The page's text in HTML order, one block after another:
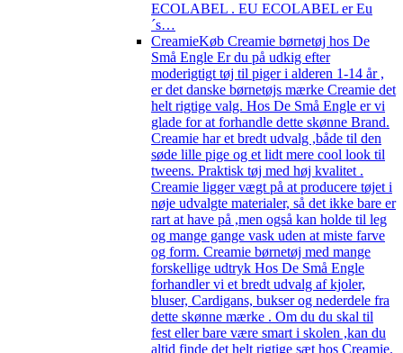
ECOLABEL . EU ECOLABEL er Eu
´s…
CreamieKøb Creamie børnetøj hos De
Små Engle Er du på udkig efter
moderigtigt tøj til piger i alderen 1-14 år ,
er det danske børnetøjs mærke Creamie det
helt rigtige valg. Hos De Små Engle er vi
glade for at forhandle dette skønne Brand.
Creamie har et bredt udvalg ,både til den
søde lille pige og et lidt mere cool look til
tweens. Praktisk tøj med høj kvalitet .
Creamie ligger vægt på at producere tøjet i
nøje udvalgte materialer, så det ikke bare er
rart at have på ,men også kan holde til leg
og mange gange vask uden at miste farve
og form. Creamie børnetøj med mange
forskellige udtryk Hos De Små Engle
forhandler vi et bredt udvalg af kjoler,
bluser, Cardigans, bukser og nederdele fra
dette skønne mærke . Om du du skal til
fest eller bare være smart i skolen ,kan du
altid finde det helt rigtige sæt hos Creamie.